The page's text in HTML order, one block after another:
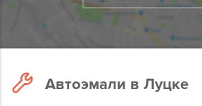
Автоэмали в Луцке